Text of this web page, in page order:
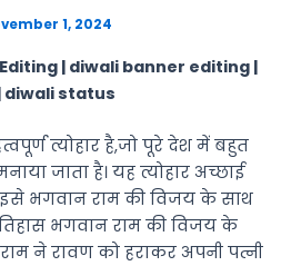
1, 2024
| diwali banner editing |
diwali status
त्योहार है,जो पूरे देश में बहुत
जाता है। यह त्योहार अच्छाई
भगवान राम की विजय के साथ
भगवान राम की विजय के
ने रावण को हराकर अपनी पत्नी